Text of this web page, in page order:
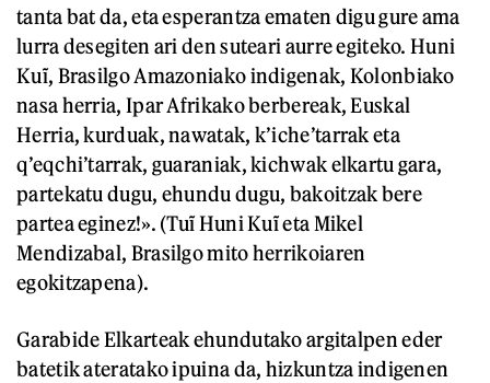
tanta bat da, eta esperantza ematen digu gure ama
lurra desegiten ari den suteari aurre egiteko. Huni
Kuĩ, Brasilgo Amazoniako indigenak, Kolonbiako
nasa herria, Ipar Afrikako berbereak, Euskal
Herria, kurduak, nawatak, k’iche’tarrak eta
q’eqchi’tarrak, guaraniak, kichwak elkartu gara,
partekatu dugu, ehundu dugu, bakoitzak bere
partea eginez!». (Tuĩ Huni Kuĩ eta Mikel
Mendizabal, Brasilgo mito herrikoiaren
egokitzapena).
Garabide Elkarteak ehundutako argitalpen eder
batetik ateratako ipuina da, hizkuntza indigenen